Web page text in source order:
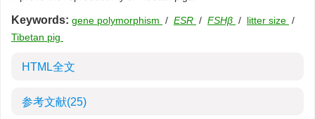
Keywords: gene polymorphism / ESR / FSHβ / litter size /
Tibetan pig
HTML全文
参考文献(25)